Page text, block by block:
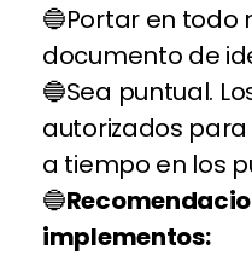
Portar en todo
documento de
Sea puntual.
autorizados
a tiempo en los
implementos: